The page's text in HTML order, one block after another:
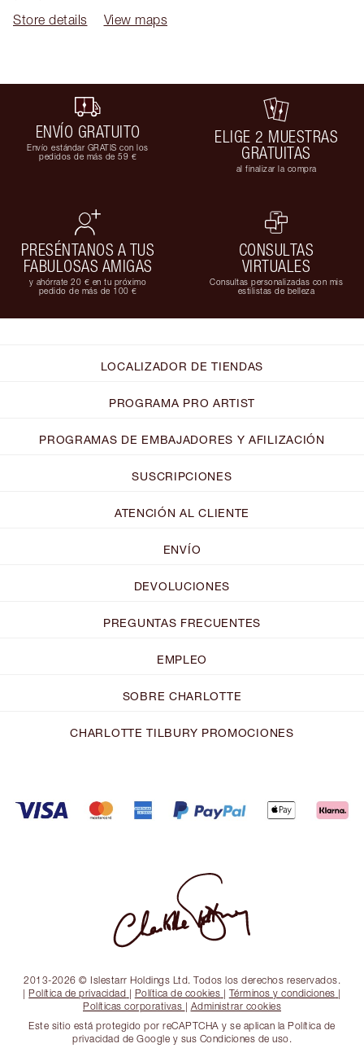
Store details
View maps
ENVÍO GRATUITO
Envío estándar GRATIS con los
pedidos de más de 59 €
ELIGE 2 MUESTRAS
GRATUITAS
al finalizar la compra
PRESÉNTANOS A TUS
FABULOSAS AMIGAS
y ahórrate 20 € en tu próximo
pedido de más de 100 €
CONSULTAS
VIRTUALES
Consultas personalizadas con mis
estilistas de belleza
LOCALIZADOR DE TIENDAS
PROGRAMA PRO ARTIST
PROGRAMAS DE EMBAJADORES Y AFILIZACIÓN
SUSCRIPCIONES
ATENCIÓN AL CLIENTE
ENVÍO
DEVOLUCIONES
PREGUNTAS FRECUENTES
EMPLEO
SOBRE CHARLOTTE
CHARLOTTE TILBURY PROMOCIONES
2013-2026 © Islestarr Holdings Ltd. Todos los derechos reservados.
| Política de privacidad | Política de cookies | Términos y condiciones |
Políticas corporativas | Administrar cookies
Este sitio está protegido por reCAPTCHA y se aplican la Política de
privacidad de Google y sus Condiciones de uso.